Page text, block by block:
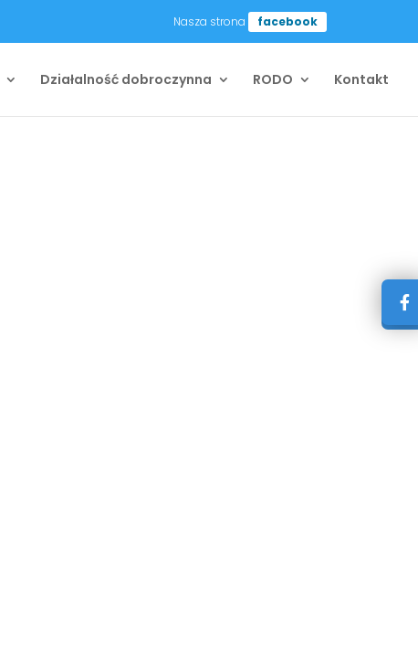
Nasza strona facebook
Działalność dobroczynna RODO Kontakt